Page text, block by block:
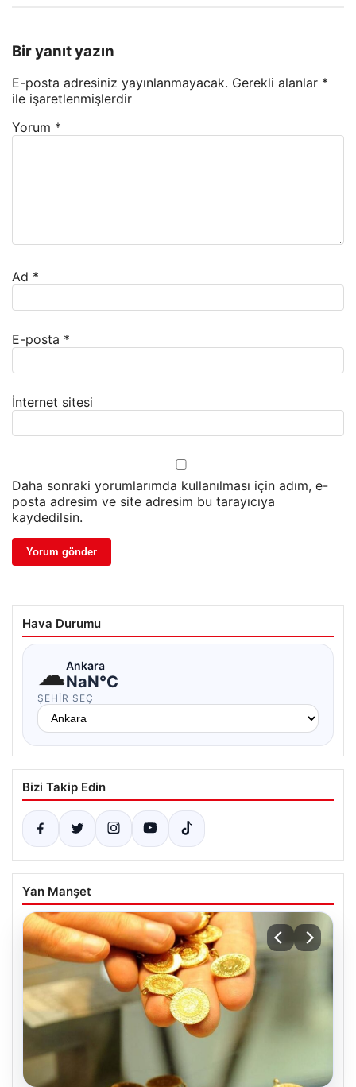
Bir yanıt yazın
E-posta adresiniz yayınlanmayacak. Gerekli alanlar *
ile işaretlenmişlerdir
Yorum *
Ad *
E-posta *
İnternet sitesi
Daha sonraki yorumlarımda kullanılması için adım, e-
posta adresim ve site adresim bu tarayıcıya
kaydedilsin.
Hava Durumu
☁Ankara
NaN°C
ŞEHIR SEÇ
Bizi Takip Edin
Yan Manşet